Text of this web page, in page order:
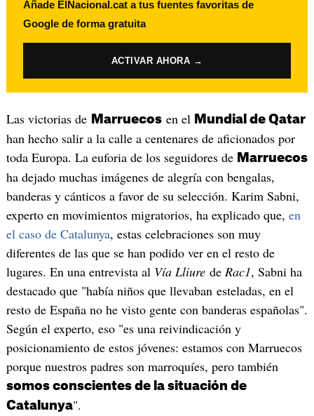
Añade ElNacional.cat a tus fuentes favoritas de
Google de forma gratuita
ACTIVAR AHORA →
Las victorias de Marruecosen el Mundial de Qatar
han hecho salir a la calle a centenares de aficionados por
toda Europa. La euforia de los seguidores de Marruecos
ha dejado muchas imágenes de alegría con bengalas,
banderas y cánticos a favor de su selección. Karim Sabni,
experto en movimientos migratorios, ha explicado que, en
el caso de Catalunya, estas celebraciones son muy
diferentes de las que se han podido ver en el resto de
lugares. En una entrevista al Vía Lliurede Rac1, Sabni ha
destacado que "había niños que llevaban esteladas, en el
resto de España no he visto gente con banderas españolas".
Según el experto, eso "es una reivindicación y
posicionamiento de estos jóvenes: estamos con Marruecos
porque nuestros padres son marroquíes, pero también
somos conscientes de la situación de
Catalunya".